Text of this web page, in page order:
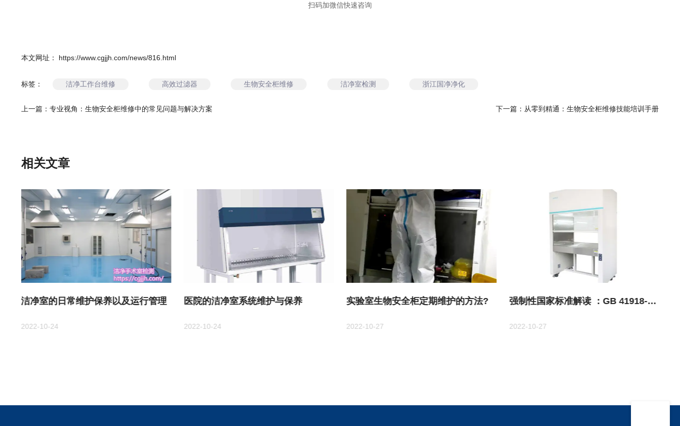
扫码加微信快速咨询
本文网址： https://www.cgjjh.com/news/816.html
标签： 洁净工作台维修 高效过滤器 生物安全柜维修 洁净室检测 浙江国净净化
上一篇： 专业视角：生物安全柜维修中的常见问题与解决方案 下一篇： 从零到精通：生物安全柜维修技能培训手册
相关文章
洁净室的日常维护保养以及运行管理
2022-10-24
医院的洁净室系统维护与保养
2022-10-24
实验室生物安全柜定期维护的方法?
2022-10-27
强制性国家标准解读 ：GB 41918-
2022-10-27